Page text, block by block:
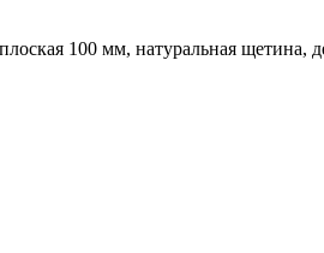
100 мм, натуральная щетина,